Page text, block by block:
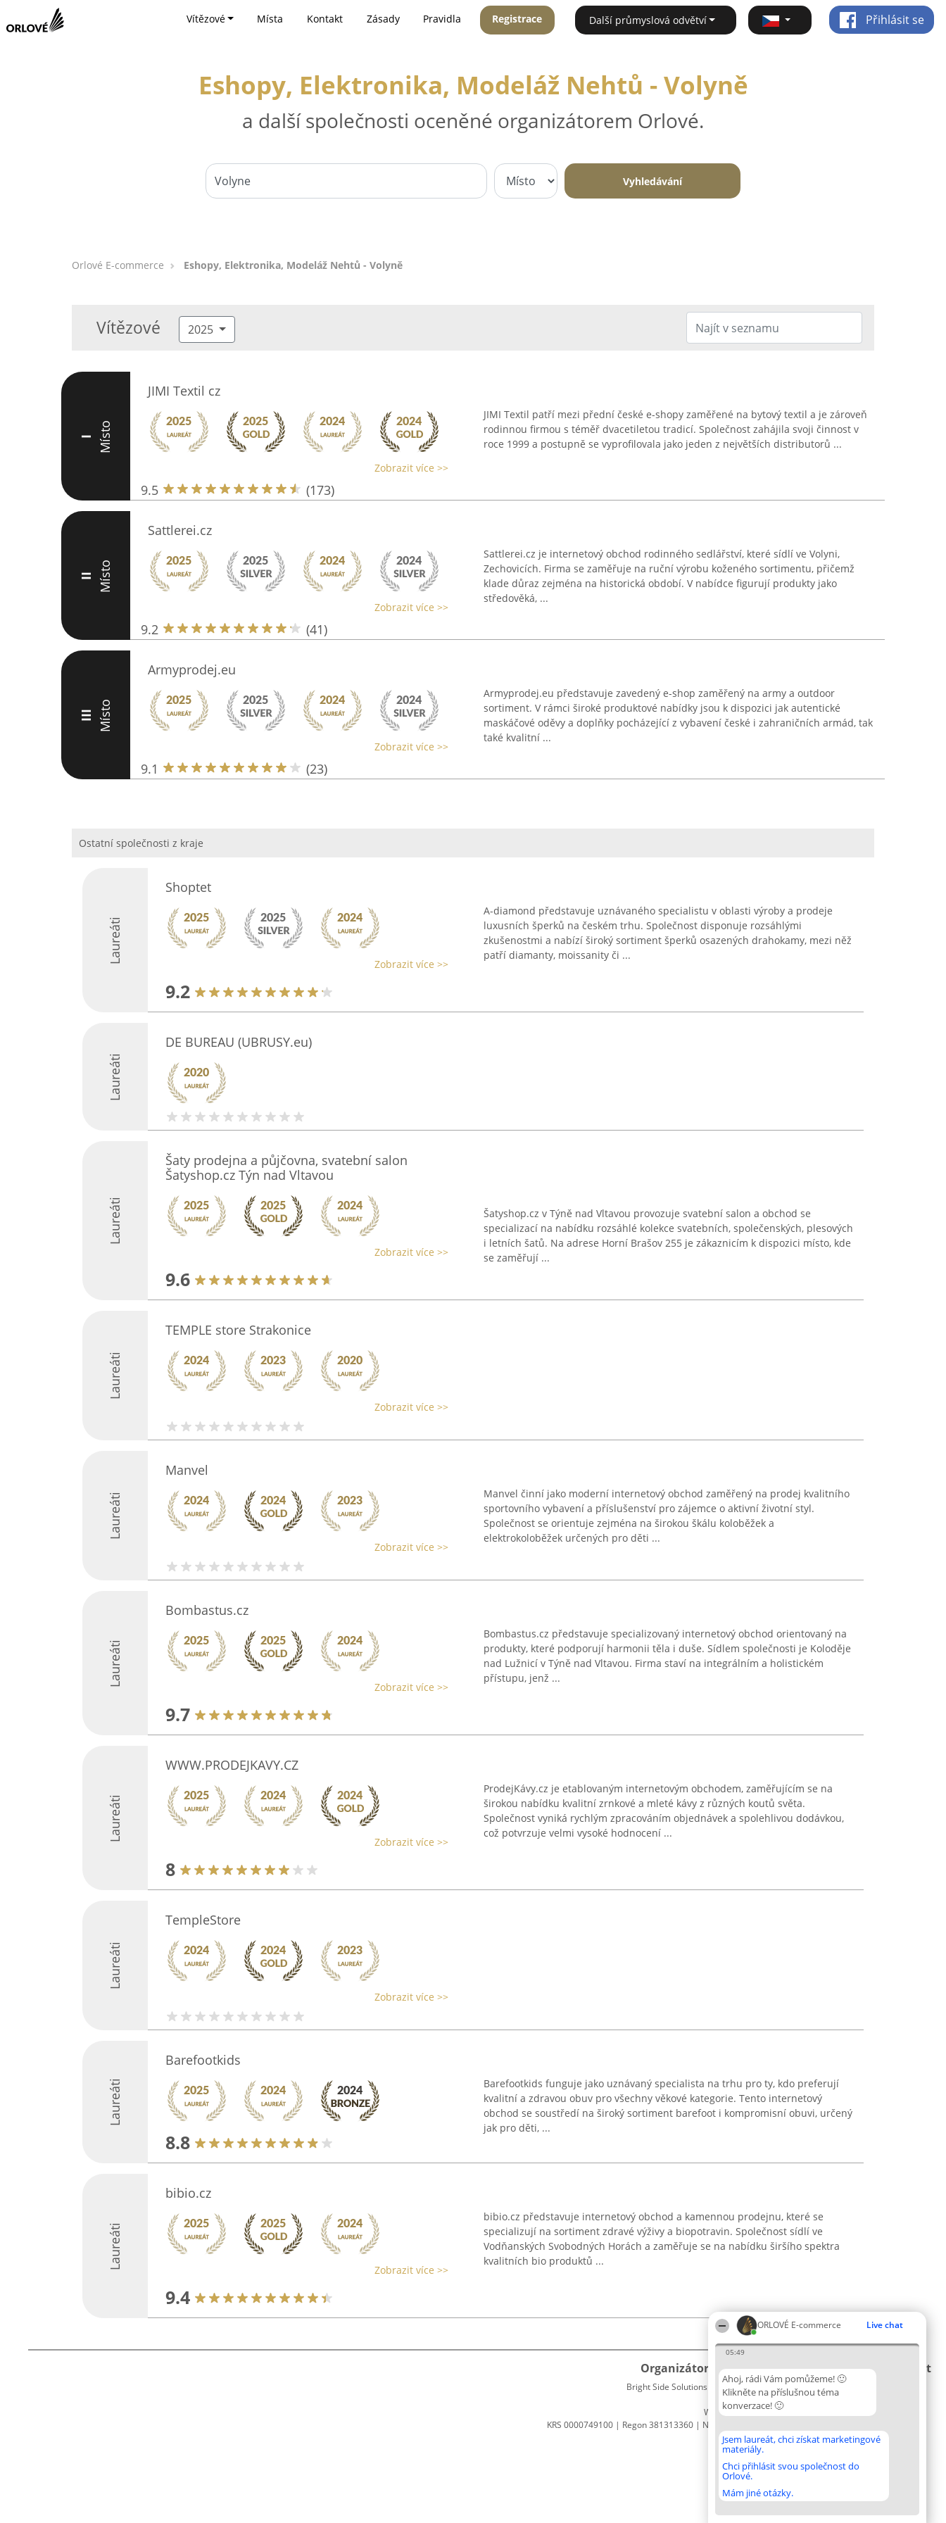
ORLOVÉ E-commerce Live chat
05:49
Ahoj, rádi Vám pomůžeme! 🙂
Klikněte na příslušnou téma
konverzace! 🙂
Jsem laureát, chci získat marketingové
materiály.
Chci přihlásit svou společnost do
Orlové.
Mám jiné otázky.
Vítězové Místa Kontakt Zásady Pravidla Registrace Další průmyslová odvětví Přihlásit se
Eshopy, Elektronika, Modeláž Nehtů - Volyně
a další společnosti oceněné organizátorem Orlové.
Vyhledávání
Orlové E-commerce Eshopy, Elektronika, Modeláž Nehtů - Volyně
Vítězové 2025
I Místo
JIMI Textil cz
Zobrazit více >>
9.5 (173)
JIMI Textil patří mezi přední české e-shopy zaměřené na bytový textil a je zároveň
rodinnou firmou s téměř dvacetiletou tradicí. Společnost zahájila svoji činnost v
roce 1999 a postupně se vyprofilovala jako jeden z největších distributorů ...
II Místo
Sattlerei.cz
Zobrazit více >>
9.2 (41)
Sattlerei.cz je internetový obchod rodinného sedlářství, které sídlí ve Volyni,
Zechovicích. Firma se zaměřuje na ruční výrobu koženého sortimentu, přičemž
klade důraz zejména na historická období. V nabídce figurují produkty jako
středověká, ...
III Místo
Armyprodej.eu
Zobrazit více >>
9.1 (23)
Armyprodej.eu představuje zavedený e-shop zaměřený na army a outdoor
sortiment. V rámci široké produktové nabídky jsou k dispozici jak autentické
maskáčové oděvy a doplňky pocházející z vybavení české i zahraničních armád, tak
také kvalitní ...
Ostatní společnosti z kraje
Laureáti
Shoptet
Zobrazit více >>
9.2
A-diamond představuje uznávaného specialistu v oblasti výroby a prodeje
luxusních šperků na českém trhu. Společnost disponuje rozsáhlými
zkušenostmi a nabízí široký sortiment šperků osazených drahokamy, mezi něž
patří diamanty, moissanity či ...
Laureáti
DE BUREAU (UBRUSY.eu)
Laureáti
Šaty prodejna a půjčovna, svatební salon
Šatyshop.cz Týn nad Vltavou
Zobrazit více >>
9.6
Šatyshop.cz v Týně nad Vltavou provozuje svatební salon a obchod se
specializací na nabídku rozsáhlé kolekce svatebních, společenských, plesových
i letních šatů. Na adrese Horní Brašov 255 je zákaznicím k dispozici místo, kde
se zaměřují ...
Laureáti
TEMPLE store Strakonice
Zobrazit více >>
Laureáti
Manvel
Zobrazit více >>
Manvel činní jako moderní internetový obchod zaměřený na prodej kvalitního
sportovního vybavení a příslušenství pro zájemce o aktivní životní styl.
Společnost se orientuje zejména na širokou škálu koloběžek a
elektrokoloběžek určených pro děti ...
Laureáti
Bombastus.cz
Zobrazit více >>
9.7
Bombastus.cz představuje specializovaný internetový obchod orientovaný na
produkty, které podporují harmonii těla i duše. Sídlem společnosti je Koloděje
nad Lužnicí v Týně nad Vltavou. Firma staví na integrálním a holistickém
přístupu, jenž ...
Laureáti
WWW.PRODEJKAVY.CZ
Zobrazit více >>
8
ProdejKávy.cz je etablovaným internetovým obchodem, zaměřujícím se na
širokou nabídku kvalitní zrnkové a mleté kávy z různých koutů světa.
Společnost vyniká rychlým zpracováním objednávek a spolehlivou dodávkou,
což potvrzuje velmi vysoké hodnocení ...
Laureáti
TempleStore
Zobrazit více >>
Laureáti
Barefootkids
8.8
Barefootkids funguje jako uznávaný specialista na trhu pro ty, kdo preferují
kvalitní a zdravou obuv pro všechny věkové kategorie. Tento internetový
obchod se soustředí na široký sortiment barefoot i kompromisní obuvi, určený
jak pro děti, ...
Laureáti
bibio.cz
Zobrazit více >>
9.4
bibio.cz představuje internetový obchod a kamennou prodejnu, které se
specializují na sortiment zdravé výživy a biopotravin. Společnost sídlí ve
Vodňanských Svobodných Horách a zaměřuje se na nabídku širšího spektra
kvalitních bio produktů ...
Organizátor hlasování
Bright Side Solutions sp. z o. o. sp. k.
ul. Ruska 22
Wrocław 50-079
KRS 0000749100 | Regon 381313360 | NIP 8943132676
Plebiscyt
Vítězové
Seznam
Zásady
Zásady
ochrany
údajů
Kontakt